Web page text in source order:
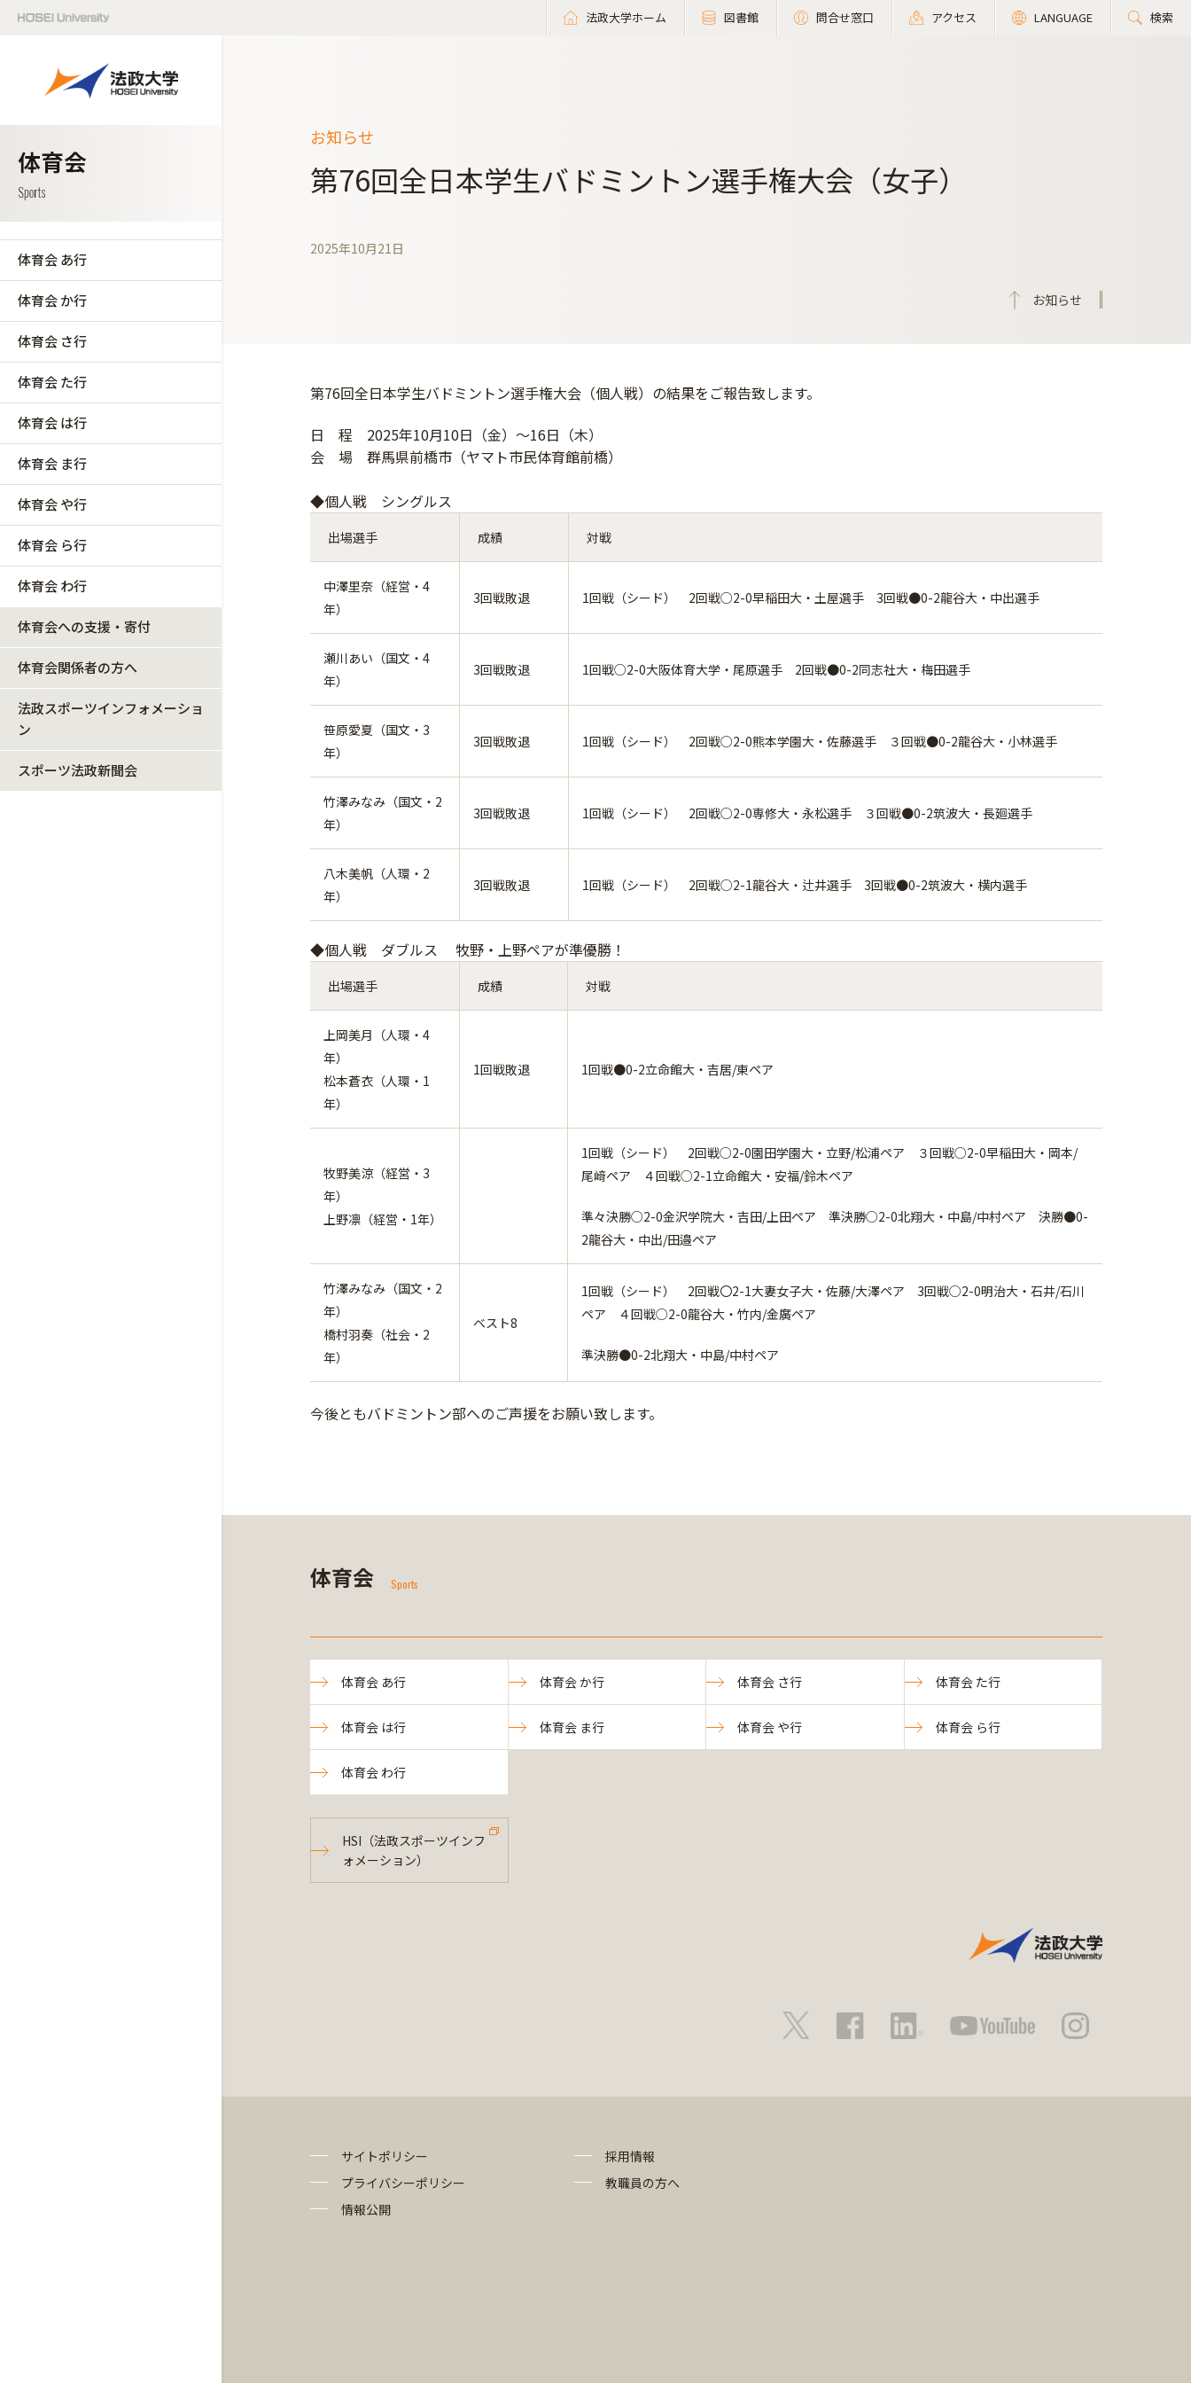
法政大学ホーム 図書館 問合せ窓口 アクセス LANGUAGE 検索
体育会 あ行
体育会 か行
体育会 さ行
体育会 た行
体育会 は行
体育会 ま行
体育会 や行
体育会 ら行
体育会 わ行
体育会への支援・寄付
体育会関係者の方へ
法政スポーツインフォメーショ
ン
スポーツ法政新聞会
お知らせ
第76回全日本学生バドミントン選手権大会（女子）
2025年10月21日
お知らせ
第76回全日本学生バドミントン選手権大会（個人戦）の結果をご報告致します。
日 程 2025年10月10日（金）～16日（木）
会 場 群馬県前橋市（ヤマト市民体育館前橋）
◆個人戦 シングルス
出場選手 成績 対戦
中澤里奈（経営・4
年）
3回戦敗退 1回戦（シード） 2回戦○2-0早稲田大・土屋選手 3回戦●0-2龍谷大・中出選手
瀬川あい（国文・4
年）
3回戦敗退 1回戦○2-0大阪体育大学・尾原選手 2回戦●0-2同志社大・梅田選手
笹原愛夏（国文・3
年）
3回戦敗退 1回戦（シード） 2回戦○2-0熊本学園大・佐藤選手 ３回戦●0-2龍谷大・小林選手
竹澤みなみ（国文・2
年）
3回戦敗退 1回戦（シード） 2回戦○2-0専修大・永松選手 ３回戦●0-2筑波大・長廻選手
八木美帆（人環・2
年）
3回戦敗退 1回戦（シード） 2回戦○2-1龍谷大・辻井選手 3回戦●0-2筑波大・横内選手
◆個人戦 ダブルス 牧野・上野ペアが準優勝！
出場選手 成績 対戦
上岡美月（人環・4
年）
松本蒼衣（人環・1
年）
1回戦敗退 1回戦●0-2立命館大・吉居/東ペア
牧野美涼（経営・3
年）
上野凛（経営・1年）
1回戦（シード） 2回戦○2-0園田学園大・立野/松浦ペア ３回戦○2-0早稲田大・岡本/
尾﨑ペア ４回戦○2-1立命館大・安福/鈴木ペア
準々決勝○2-0金沢学院大・吉田/上田ペア 準決勝○2-0北翔大・中島/中村ペア 決勝●0-
2龍谷大・中出/田邉ペア
竹澤みなみ（国文・2
年）
橋村羽奏（社会・2
年）
ベスト8
1回戦（シード） 2回戦〇2-1大妻女子大・佐藤/大澤ペア 3回戦○2-0明治大・石井/石川
ペア ４回戦○2-0龍谷大・竹内/金廣ペア
準決勝●0-2北翔大・中島/中村ペア
今後ともバドミントン部へのご声援をお願い致します。
体育会 Sports
体育会 あ行 体育会 か行 体育会 さ行 体育会 た行
体育会 は行 体育会 ま行 体育会 や行 体育会 ら行
体育会 わ行
HSI（法政スポーツインフ
ォメーション）
サイトポリシー
プライバシーポリシー
情報公開
採用情報
教職員の方へ